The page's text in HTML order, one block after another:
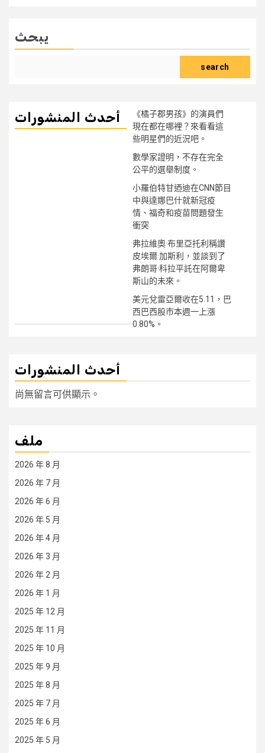
يبحث
search
أحدث المنشورات
《橘子郡男孩》的演員們
現在都在哪裡？來看看這
些明星們的近況吧。
數學家證明，不存在完全
公平的選舉制度。
小羅伯特甘迺迪在CNN節目
中與達娜巴什就新冠疫
情、福奇和疫苗問題發生
衝突
弗拉維奧·布里亞托利稱讚
皮埃爾·加斯利，並談到了
弗朗哥·科拉平託在阿爾卑
斯山的未來。
美元兌雷亞爾收在5.11，巴
西巴西股市本週一上漲
0.80%。
أحدث المنشورات
尚無留言可供顯示。
ملف
2026 年 8 月
2026 年 7 月
2026 年 6 月
2026 年 5 月
2026 年 4 月
2026 年 3 月
2026 年 2 月
2026 年 1 月
2025 年 12 月
2025 年 11 月
2025 年 10 月
2025 年 9 月
2025 年 8 月
2025 年 7 月
2025 年 6 月
2025 年 5 月